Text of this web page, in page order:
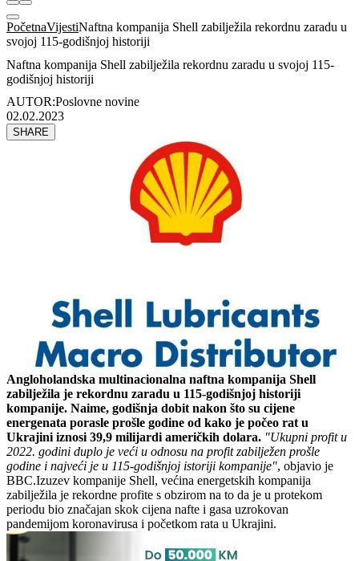
PočetnaVijestiNaftna kompanija Shell zabilježila rekordnu zaradu u
svojoj 115-godišnjoj historiji
Naftna kompanija Shell zabilježila rekordnu zaradu u svojoj 115-
godišnjoj historiji
AUTOR:Poslovne novine
02.02.2023
SHARE
Angloholandska multinacionalna naftna kompanija Shell
zabilježila je rekordnu zaradu u 115-godišnjoj historiji
kompanije. Naime, godišnja dobit nakon što su cijene
energenata porasle prošle godine od kako je počeo rat u
Ukrajini iznosi 39,9 milijardi američkih dolara. "Ukupni profit u
2022. godini duplo je veći u odnosu na profit zabilježen prošle
godine i najveći je u 115-godišnjoj istoriji kompanije", objavio je
BBC.Izuzev kompanije Shell, većina energetskih kompanija
zabilježila je rekordne profite s obzirom na to da je u protekom
periodu bio značajan skok cijena nafte i gasa uzrokovan
pandemijom koronavirusa i početkom rata u Ukrajini.